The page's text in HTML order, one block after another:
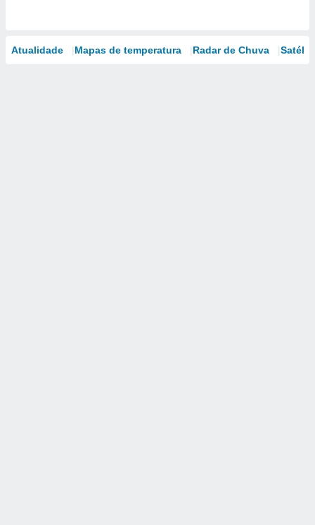
Atualidade Mapas de temperatura Radar de Chuva